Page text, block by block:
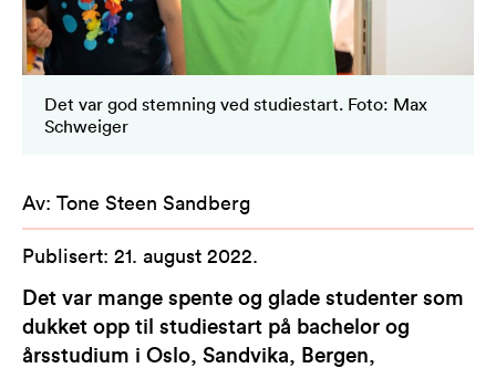
Det var god stemning ved studiestart. Foto: Max
Schweiger
Av: Tone Steen Sandberg
Publisert: 21. august 2022.
Det var mange spente og glade studenter som
dukket opp til studiestart på bachelor og
årsstudium i Oslo, Sandvika, Bergen,